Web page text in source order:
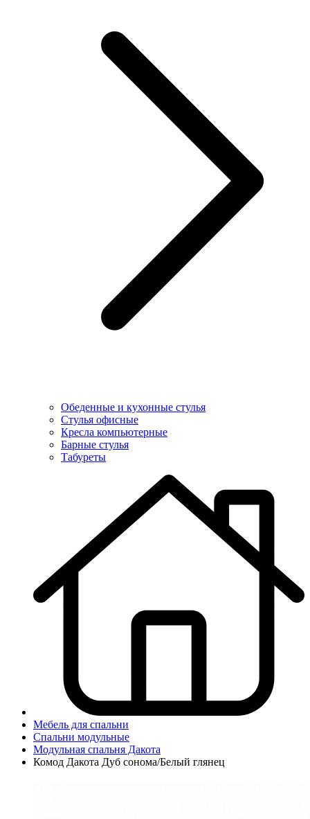
Обеденные и кухонные стулья
Стулья офисные
Кресла компьютерные
Барные стулья
Табуреты
Мебель для спальни
Спальни модульные
Модульная спальня Дакота
Комод Дакота Дуб сонома/Белый глянец